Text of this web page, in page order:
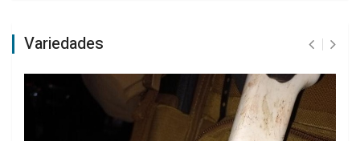
Variedades